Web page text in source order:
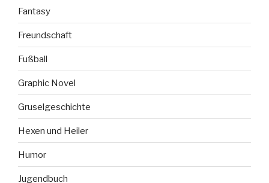
Fantasy
Freundschaft
Fußball
Graphic Novel
Gruselgeschichte
Hexen und Heiler
Humor
Jugendbuch